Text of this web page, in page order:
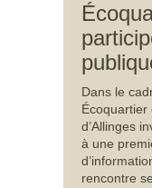
Dans le
Écoquartier
d’Allinges
à une
rencontre